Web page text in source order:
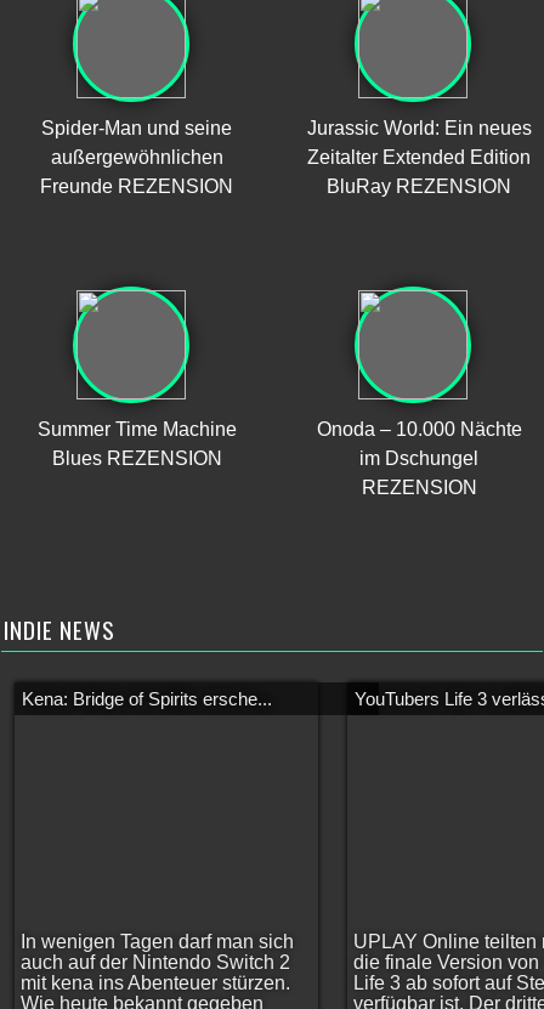
Spider-Man und seine
außergewöhnlichen
Freunde REZENSION
Jurassic World: Ein neues
Zeitalter Extended Edition
BluRay REZENSION
Summer Time Machine
Blues REZENSION
Onoda – 10.000 Nächte
im Dschungel
REZENSION
INDIE NEWS
Kena: Bridge of Spirits ersche...
In wenigen Tagen darf man sich
auch auf der Nintendo Switch 2
mit kena ins Abenteuer stürzen.
Wie heute bekannt gegeben
YouTubers Life 3
UPLAY Online teilten
die finale Version von
Life 3 ab sofort auf
verfügbar ist. Der